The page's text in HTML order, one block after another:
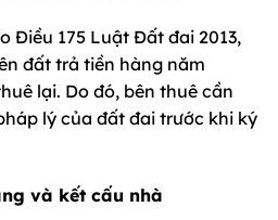
Điều 175 Luật Đất đai 2013,
đất trả tiền hàng năm
lại. Do đó, bên thuê cần
lý của đất đai trước khi ký
và kết cấu nhà